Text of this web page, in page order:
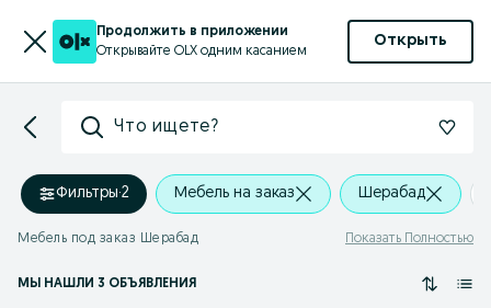
Продолжить в приложении
Открывайте OLX одним касанием
Открыть
Что ищете?
Фильтры·2 Мебель на заказ Шерабад
Мебель под заказ Шерабад Показать Полностью
МЫ НАШЛИ 3 ОБЪЯВЛЕНИЯ